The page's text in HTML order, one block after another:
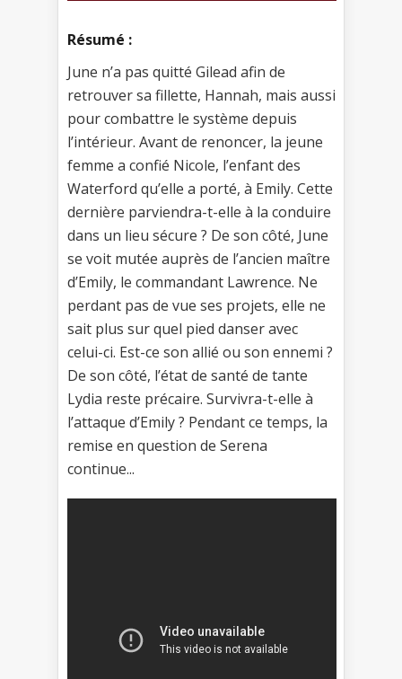
Résumé :
June n’a pas quitté Gilead afin de
retrouver sa fillette, Hannah, mais aussi
pour combattre le système depuis
l’intérieur. Avant de renoncer, la jeune
femme a confié Nicole, l’enfant des
Waterford qu’elle a porté, à Emily. Cette
dernière parviendra-t-elle à la conduire
dans un lieu sécure ? De son côté, June
se voit mutée auprès de l’ancien maître
d’Emily, le commandant Lawrence. Ne
perdant pas de vue ses projets, elle ne
sait plus sur quel pied danser avec
celui-ci. Est-ce son allié ou son ennemi ?
De son côté, l’état de santé de tante
Lydia reste précaire. Survivra-t-elle à
l’attaque d’Emily ? Pendant ce temps, la
remise en question de Serena
continue...